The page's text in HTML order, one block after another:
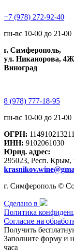
+7 (978) 272-92-40
пн-вс 10-00 до 21-00
г. Симферополь,
ул. Никанорова, 4Ж
Виноград
8 (978) 777-18-95
пн-вс 10-00 до 21-00
ОГРН:
ИНН: 9102061030
Юрид. адрес:
295023, Респ.
г. Симферополь ©
Сделано в
Политика
Согласие на
Получить
Заполните форму и
часа